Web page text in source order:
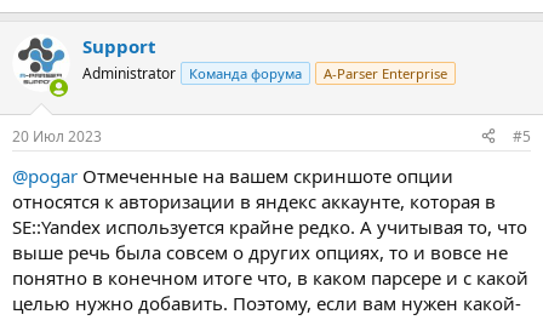
Support
Administrator Команда форума A-Parser Enterprise
20 Июл 2023 #5
@pogar Отмеченные на вашем скриншоте опции
относятся к авторизации в яндекс аккаунте, которая в
SE::Yandex используется крайне редко. А учитывая то, что
выше речь была совсем о других опциях, то и вовсе не
понятно в конечном итоге что, в каком парсере и с какой
целью нужно добавить. Поэтому, если вам нужен какой-